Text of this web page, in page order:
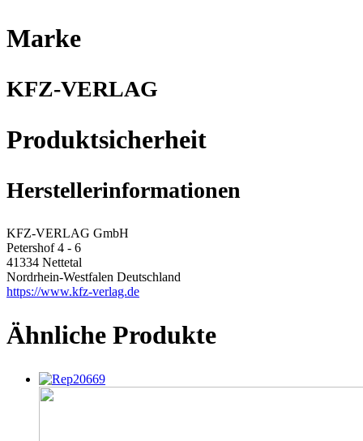
Marke
KFZ-VERLAG
Produktsicherheit
Herstellerinformationen
KFZ-VERLAG GmbH
Petershof 4 - 6
41334 Nettetal
Nordrhein-Westfalen Deutschland
https://www.kfz-verlag.de
Ähnliche Produkte